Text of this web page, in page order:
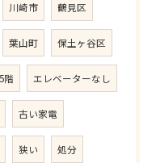
川崎市 鶴見区
葉山町 保土ヶ谷区
5階 エレベーターなし
古い家電
狭い 処分